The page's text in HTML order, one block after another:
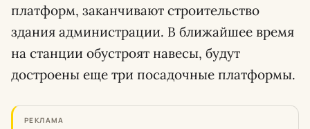
платформ, заканчивают строительство
здания администрации. В ближайшее время
на станции обустроят навесы, будут
достроены еще три посадочные платформы.
РЕКЛАМА